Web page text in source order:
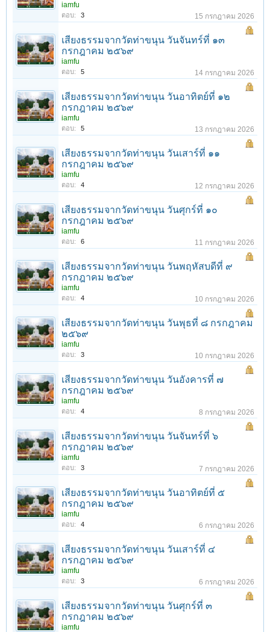
iamfu
ตอบ: 3 15 กรกฎาคม 2026
เสียงธรรมจากวัดท่าขนุน วันจันทร์ที่ ๑๓
กรกฎาคม ๒๕๖๙
iamfu
ตอบ: 5 14 กรกฎาคม 2026
เสียงธรรมจากวัดท่าขนุน วันอาทิตย์ที่ ๑๒
กรกฎาคม ๒๕๖๙
iamfu
ตอบ: 5 13 กรกฎาคม 2026
เสียงธรรมจากวัดท่าขนุน วันเสาร์ที่ ๑๑
กรกฎาคม ๒๕๖๙
iamfu
ตอบ: 4 12 กรกฎาคม 2026
เสียงธรรมจากวัดท่าขนุน วันศุกร์ที่ ๑๐
กรกฎาคม ๒๕๖๙
iamfu
ตอบ: 6 11 กรกฎาคม 2026
เสียงธรรมจากวัดท่าขนุน วันพฤหัสบดีที่ ๙
กรกฎาคม ๒๕๖๙
iamfu
ตอบ: 4 10 กรกฎาคม 2026
เสียงธรรมจากวัดท่าขนุน วันพุธที่ ๘ กรกฎาคม
๒๕๖๙
iamfu
ตอบ: 3 10 กรกฎาคม 2026
เสียงธรรมจากวัดท่าขนุน วันอังคารที่ ๗
กรกฎาคม ๒๕๖๙
iamfu
ตอบ: 4 8 กรกฎาคม 2026
เสียงธรรมจากวัดท่าขนุน วันจันทร์ที่ ๖
กรกฎาคม ๒๕๖๙
iamfu
ตอบ: 3 7 กรกฎาคม 2026
เสียงธรรมจากวัดท่าขนุน วันอาทิตย์ที่ ๕
กรกฎาคม ๒๕๖๙
iamfu
ตอบ: 4 6 กรกฎาคม 2026
เสียงธรรมจากวัดท่าขนุน วันเสาร์ที่ ๔
กรกฎาคม ๒๕๖๙
iamfu
ตอบ: 3 6 กรกฎาคม 2026
เสียงธรรมจากวัดท่าขนุน วันศุกร์ที่ ๓
กรกฎาคม ๒๕๖๙
iamfu